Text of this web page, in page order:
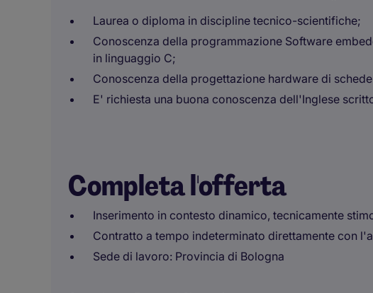
Laurea o diploma in discipline tecnico-scientifiche;
Conoscenza della programmazione Software
in linguaggio C;
Conoscenza della progettazione hardware di
E' richiesta una buona conoscenza dell'Inglese
Completa l'offerta
Inserimento in contesto dinamico, tecnicamente
Contratto a tempo indeterminato direttamente con
Sede di lavoro: Provincia di Bologna